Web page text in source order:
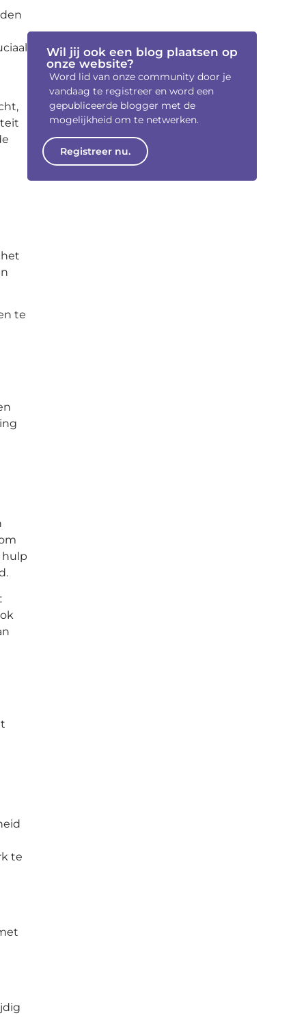
te
hulp
te
Wil jij ook een blog plaatsen op
onze website?
Word lid van onze community door je
vandaag te registreer en word een
gepubliceerde blogger met de
mogelijkheid om te netwerken.
Registreer nu.